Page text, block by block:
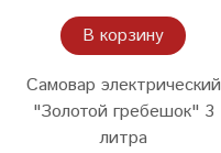
В корзину
Самовар электрический
"Золотой гребешок" 3
литра